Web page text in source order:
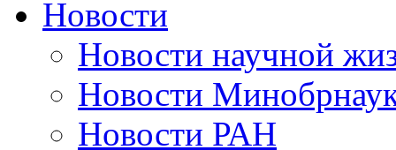
Новости
Новости научной
Новости
Новости РАН